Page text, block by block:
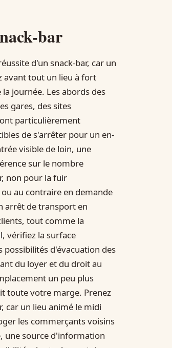
bar
d'un snack-bar, car un
avant tout un lieu à fort
journée. Les abords des
gares, des sites
particulièrement
de s'arrêter pour un en-
visible de loin, une
sur le nombre
non pour la fuir
au contraire en demande
arrêt de transport en
tout comme la
vérifiez la surface
d'évacuation des
du loyer et du droit au
un peu plus
toute votre marge. Prenez
car un lieu animé le midi
les commerçants voisins
une source d'information